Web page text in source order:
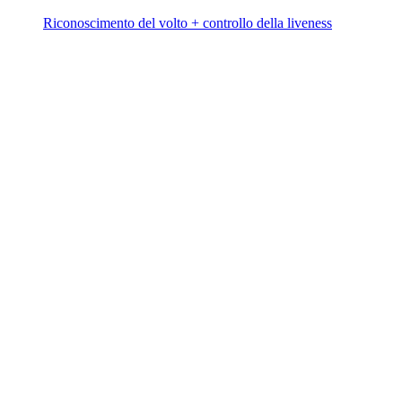
Riconoscimento del volto + controllo della liveness